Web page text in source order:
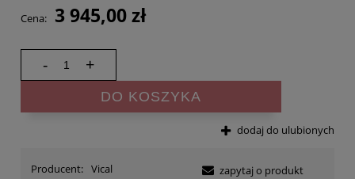
Cena: 3 945,00 zł
- +
DO KOSZYKA
dodaj do ulubionych
Producent: Vical
zapytaj o produkt